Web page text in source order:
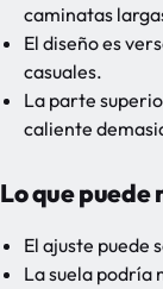
caminatas
El diseño es
casuales.
La parte
caliente
Lo que
El ajuste puede
La suela podría